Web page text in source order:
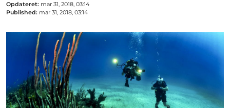
Opdateret: mar 31, 2018, 03:14
Published: mar 31, 2018, 03:14